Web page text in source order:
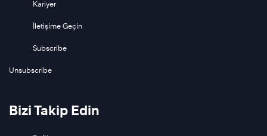
Kariyer
İletişime Geçin
Subscribe
Unsubscribe
Bizi Takip Edin